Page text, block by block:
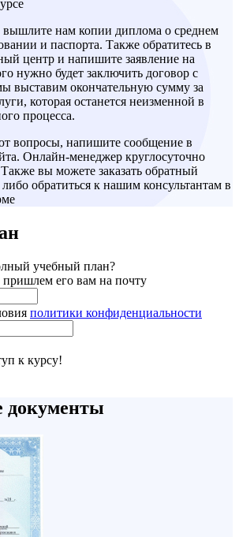
вышлите нам копии диплома о среднем
и паспорта. Также обратитесь в
центр и напишите заявление на
нужно будет заключить договор с
выставим окончательную сумму за
которая останется неизменной в
процесса.
вопросы, напишите сообщение в
Онлайн-менеджер круглосуточно
вы можете заказать обратный
обратиться к нашим консультантам в
учебный план?
его вам на почту
политики конфиденциальности
к курсу!
документы